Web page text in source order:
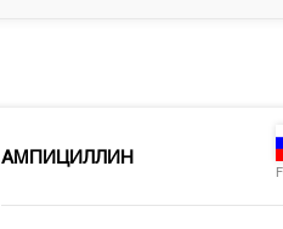
АМПИЦИЛЛИН